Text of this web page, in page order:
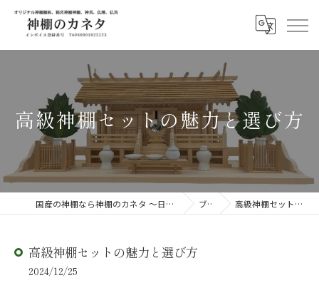
高級神棚セットの魅力と選び方
国産の神棚なら神棚のカネタ ～日々のしあわせを感じる物を～ ブログ 高級神棚セットの魅力と選び方
高級神棚セットの魅力と選び方
2024/12/25